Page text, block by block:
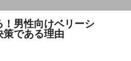
男性向けベリーシ
策である理由